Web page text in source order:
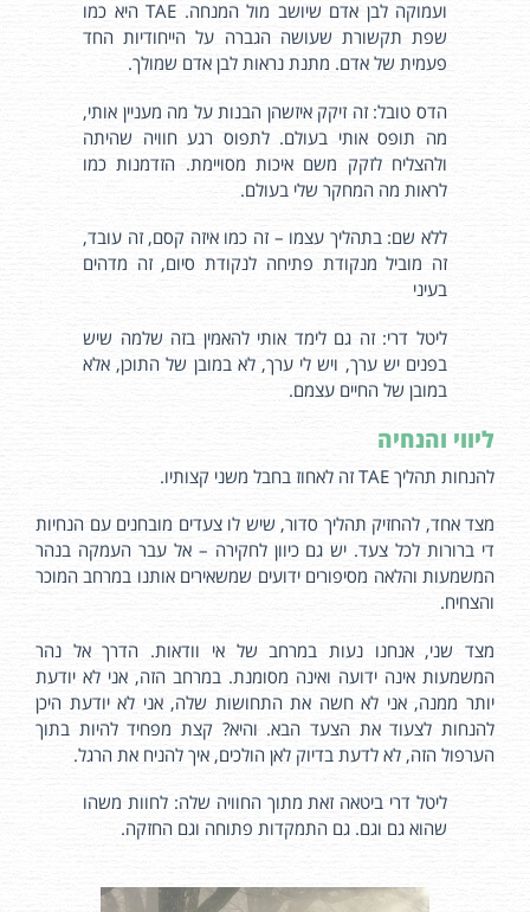
ועמוקה לבן אדם שיושב מול המנחה. TAE היא כמו
שפת תקשורת שעושה הגברה על הייחודיות החד
פעמית של אדם. מתנת נראות לבן אדם שמולך.
הדס טובל: זה זיקק איזשהן הבנות על מה מעניין אותי,
מה תופס אותי בעולם. לתפוס רגע חוויה שהיתה
ולהצליח לזקק משם איכות מסויימת. הזדמנות כמו
לראות מה המחקר שלי בעולם.
ללא שם: בתהליך עצמו – זה כמו איזה קסם, זה עובד,
זה מוביל מנקודת פתיחה לנקודת סיום, זה מדהים
בעיני
ליטל דרי: זה גם לימד אותי להאמין בזה שלמה שיש
בפנים יש ערך, ויש לי ערך, לא במובן של התוכן, אלא
במובן של החיים עצמם.
ליווי והנחיה
להנחות תהליך TAE זה לאחוז בחבל משני קצותיו.
מצד אחד, להחזיק תהליך סדור, שיש לו צעדים מובחנים עם הנחיות
די ברורות לכל צעד. יש גם כיוון לחקירה – אל עבר העמקה בנהר
המשמעות והלאה מסיפורים ידועים שמשאירים אותנו במרחב המוכר
והצחיח.
מצד שני, אנחנו נעות במרחב של אי וודאות. הדרך אל נהר
המשמעות אינה ידועה ואינה מסומנת. במרחב הזה, אני לא יודעת
יותר ממנה, אני לא חשה את התחושות שלה, אני לא יודעת היכן
להנחות לצעוד את הצעד הבא. והיא? קצת מפחיד להיות בתוך
הערפול הזה, לא לדעת בדיוק לאן הולכים, איך להניח את הרגל.
ליטל דרי ביטאה זאת מתוך החוויה שלה: לחוות משהו
שהוא גם וגם. גם התמקדות פתוחה וגם החזקה.